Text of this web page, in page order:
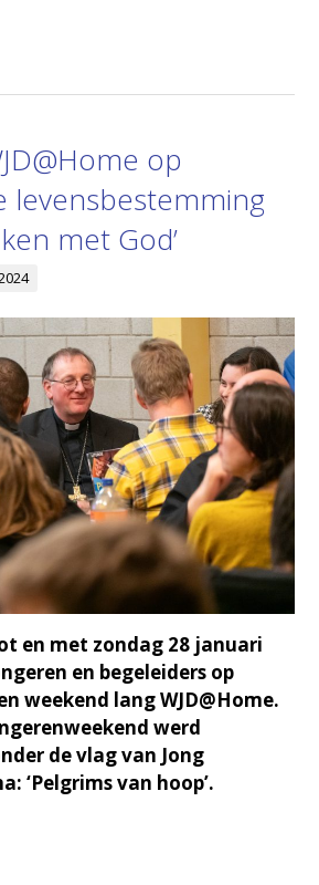
op
levensbestemming
met God’
en met zondag 28 januari
en begeleiders op
weekend lang WJD@Home.
werd
de vlag van Jong
‘Pelgrims van hoop’.